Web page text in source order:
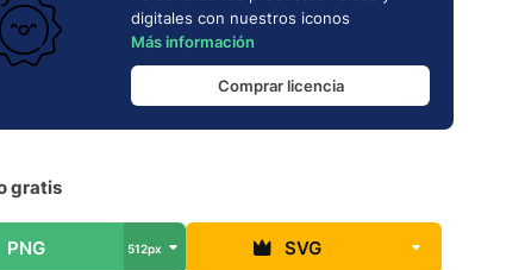
digitales con nuestros iconos
Más información
Comprar licencia
gratis
PNG 512px SVG